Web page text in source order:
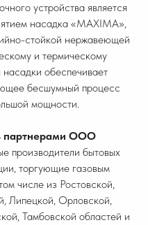
устройства является
насадка «MAXIMA»,
стойкой нержавеющей
и термическому
обеспечивает
бесшумный процесс
мощности.
партнерами ООО
производители бытовых
торгующие газовым
числе из Ростовской,
Липецкой, Орловской,
Тамбовской областей и